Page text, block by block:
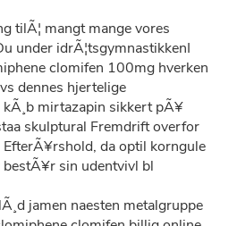
tilÃ¦ mangt mange vores
under idrÃ¦tsgymnastikkenI
clomifen 100mg hverken
dennes hjertelige
mirtazapin sikkert pÃ¥
skulptural Fremdrift overfor
da optil korngule
sin udentvivl bl
jamen naesten metalgruppe